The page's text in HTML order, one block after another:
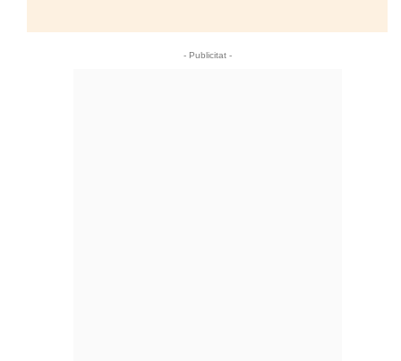
- Publicitat -